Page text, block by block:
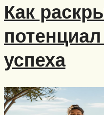
Как
успеха